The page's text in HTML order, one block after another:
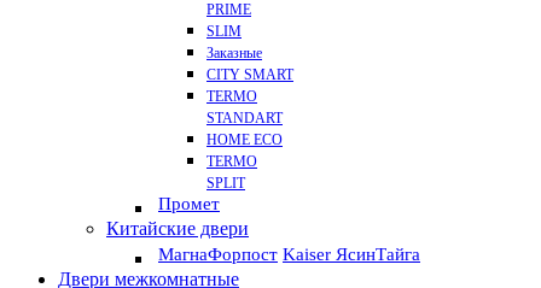
PRIME
SLIM
Заказные
CITY SMART
TERMO
STANDART
HOME ECO
ТЕRМО
SPLIT
Промет
Китайские двери
МагнаФорпост Kaiser ЯсинТайга
Двери межкомнатные